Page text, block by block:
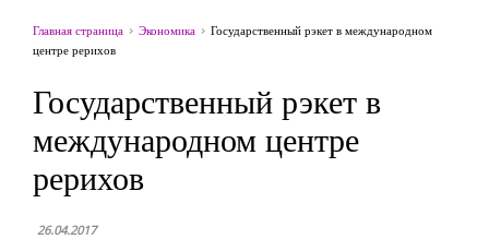
Главная страница Экономика
Государственный рэкет в международном
центре рерихов
Государственный рэкет в
международном центре
рерихов
26.04.2017